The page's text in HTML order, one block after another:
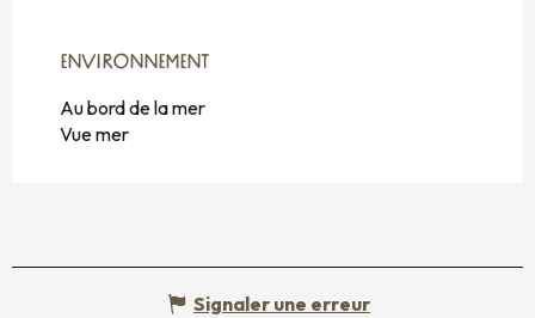
ENVIRONNEMENT
ENVIRONNEMENT
Au bord de la mer
Vue mer
Signaler une erreur